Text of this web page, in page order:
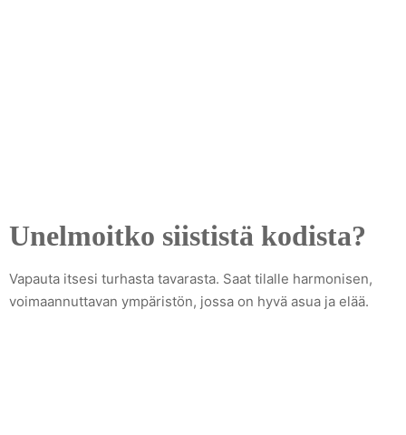
Unelmoitko siististä kodista?
Vapauta itsesi turhasta tavarasta. Saat tilalle harmonisen,
voimaannuttavan ympäristön, jossa on hyvä asua ja elää.